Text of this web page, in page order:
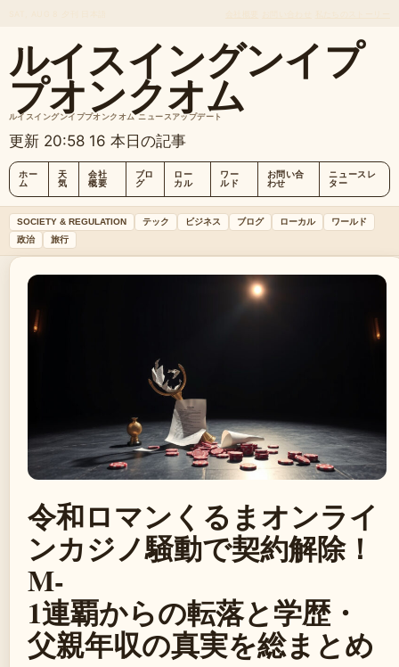
ルイスイングンイプ
プオンクオム
ルイスイングンイププオンクオム ニュースアップデート
更新 20:58 16 本日の記事
ホー
ム
天
気
会社
概要
ブロ
グ
ロー
カル
ワー
ルド
お問い合
わせ
ニュースレ
ター
SOCIETY & REGULATION テック ビジネス ブログ ローカル
ワールド
政治
旅行
令和ロマンくるまオンライ
ンカジノ騒動で契約解除！
M-
1連覇からの転落と学歴・
父親年収の真実を総まとめ